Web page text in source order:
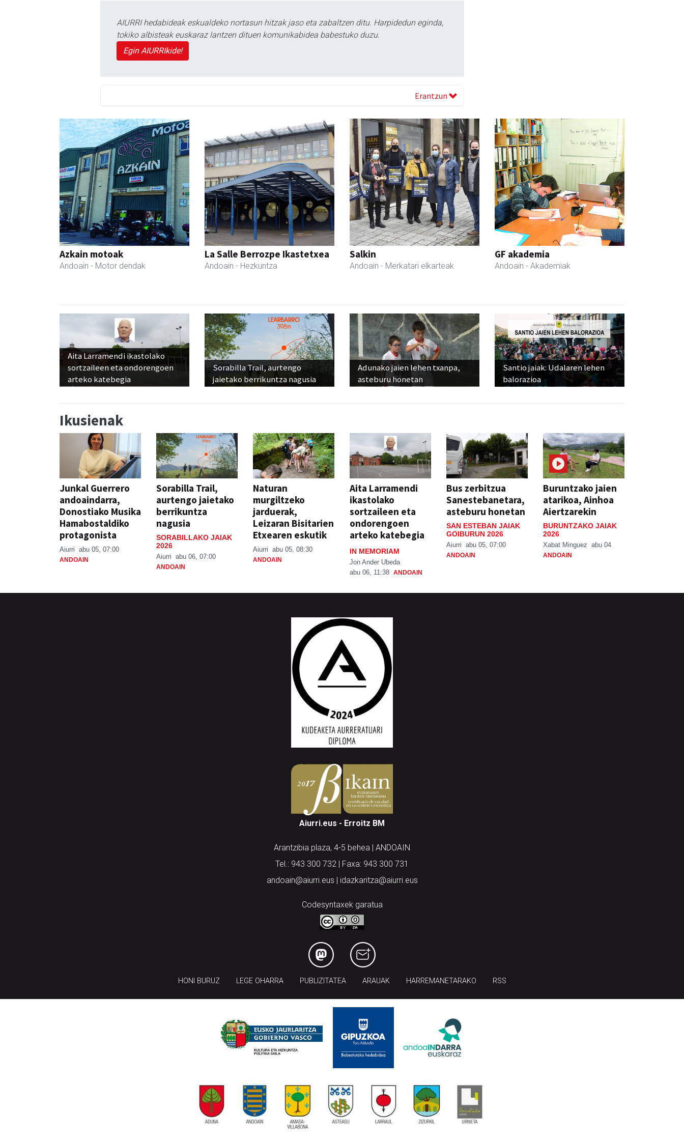
AIURRI hedabideak eskualdeko nortasun hitzak jaso eta zabaltzen ditu. Harpidedun eginda,
tokiko albisteak euskaraz lantzen dituen komunikabidea babestuko duzu.
Egin AIURRIkide!
Erantzun
Azkain motoak
Andoain - Motor dendak
La Salle Berrozpe Ikastetxea
Andoain - Hezkuntza
Salkin
Andoain - Merkatari elkarteak
GF akademia
Andoain - Akademiak
Aita Larramendi ikastolako
sortzaileen eta ondorengoen
arteko katebegia
Sorabilla Trail, aurtengo
jaietako berrikuntza nagusia
Adunako jaien lehen txanpa,
asteburu honetan
Santio jaiak: Udalaren lehen
balorazioa
Ikusienak
Junkal Guerrero
andoaindarra,
Donostiako Musika
Hamabostaldiko
protagonista
Aiurri abu 05, 07:00
ANDOAIN
Sorabilla Trail,
aurtengo jaietako
berrikuntza
nagusia
SORABILLAKO JAIAK
2026
Aiurri abu 06, 07:00
ANDOAIN
Naturan
murgiltzeko
jarduerak,
Leizaran Bisitarien
Etxearen eskutik
Aiurri abu 05, 08:30
ANDOAIN
Aita Larramendi
ikastolako
sortzaileen eta
ondorengoen
arteko katebegia
IN MEMORIAM
Jon Ander Ubeda
abu 06, 11:38 ANDOAIN
Bus zerbitzua
Sanestebanetara,
asteburu honetan
SAN ESTEBAN JAIAK
GOIBURUN 2026
Aiurri abu 05, 07:00
ANDOAIN
Buruntzako jaien
atarikoa, Ainhoa
Aiertzarekin
BURUNTZAKO JAIAK
2026
Xabat Minguez abu 04
ANDOAIN
Aiurri.eus - Erroitz BM
Arantzibia plaza, 4-5 behea | ANDOAIN
Tel.: 943 300 732 | Faxa: 943 300 731
andoain@aiurri.eus | idazkaritza@aiurri.eus
Codesyntaxek garatua
HONI BURUZ LEGE OHARRA PUBLIZITATEA ARAUAK HARREMANETARAKO RSS